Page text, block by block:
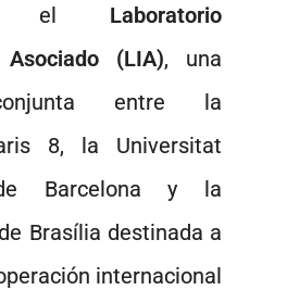
el Laboratorio
Asociado (LIA), una
entre la
8, la Universitat
Barcelona y la
Brasília destinada a
internacional